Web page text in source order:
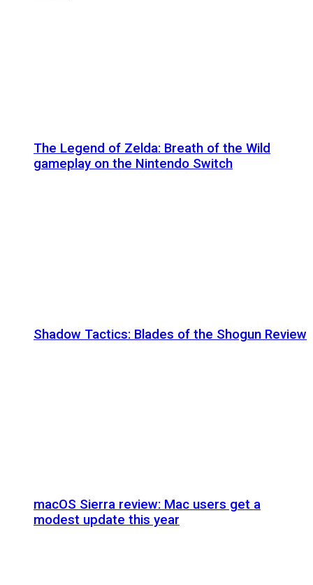
The Legend of Zelda: Breath of the Wild
gameplay on the Nintendo Switch
Shadow Tactics: Blades of the Shogun Review
macOS Sierra review: Mac users get a
modest update this year